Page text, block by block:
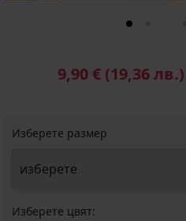
9,90 € (19,36 лв.)
Изберете размер
Изберете цвят: